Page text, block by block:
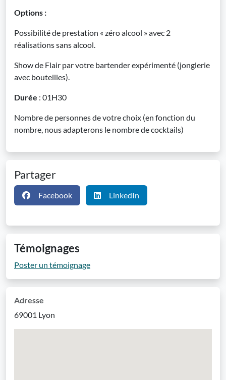
Options :
Possibilité de prestation « zéro alcool » avec 2
réalisations sans alcool.
Show de Flair par votre bartender expérimenté (jonglerie
avec bouteilles).
Durée : 01H30
Nombre de personnes de votre choix (en fonction du
nombre, nous adapterons le nombre de cocktails)
Partager
Facebook LinkedIn
Témoignages
Poster un témoignage
Adresse
69001 Lyon